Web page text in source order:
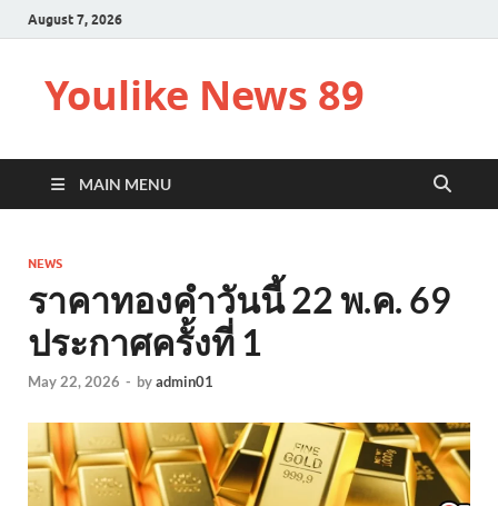
August 7, 2026
Youlike News 89
MAIN MENU
NEWS
ราคาทองคำวันนี้ 22 พ.ค. 69
ประกาศครั้งที่ 1
May 22, 2026 - byadmin01